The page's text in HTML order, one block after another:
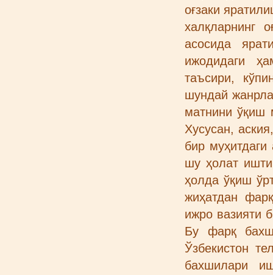
оғзаки
халқларнинг
асосида
ижодидаги
таъсири,
шундай
матнини ўқиш
Хусусан,
бир
шу ҳолат
ҳолда ўқиш
жиҳатдан
ижро вазияти
Бу фарқ
Ўзбекистон
бахшилари